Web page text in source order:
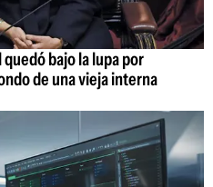
bajo la lupa por
de una vieja interna